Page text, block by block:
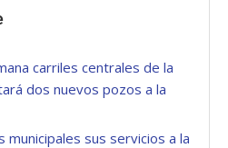
carriles centrales de la
dos nuevos pozos a la
municipales sus servicios a la